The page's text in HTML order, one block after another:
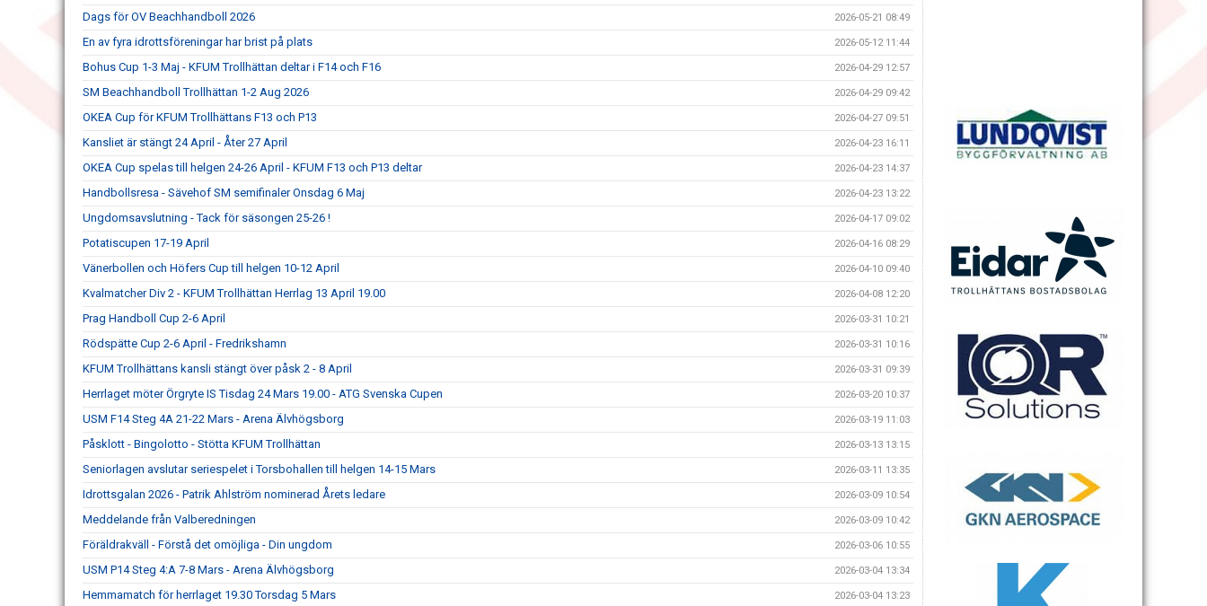
Dags för OV Beachhandboll 2026 2026-05-21 08:49
En av fyra idrottsföreningar har brist på plats 2026-05-12 11:44
Bohus Cup 1-3 Maj - KFUM Trollhättan deltar i F14 och F16 2026-04-29 12:57
SM Beachhandboll Trollhättan 1-2 Aug 2026 2026-04-29 09:42
OKEA Cup för KFUM Trollhättans F13 och P13 2026-04-27 09:51
Kansliet är stängt 24 April - Åter 27 April 2026-04-23 16:11
OKEA Cup spelas till helgen 24-26 April - KFUM F13 och P13 deltar 2026-04-23 14:37
Handbollsresa - Sävehof SM semifinaler Onsdag 6 Maj 2026-04-23 13:22
Ungdomsavslutning - Tack för säsongen 25-26 ! 2026-04-17 09:02
Potatiscupen 17-19 April 2026-04-16 08:29
Vänerbollen och Höfers Cup till helgen 10-12 April 2026-04-10 09:40
Kvalmatcher Div 2 - KFUM Trollhättan Herrlag 13 April 19.00 2026-04-08 12:20
Prag Handboll Cup 2-6 April 2026-03-31 10:21
Rödspätte Cup 2-6 April - Fredrikshamn 2026-03-31 10:16
KFUM Trollhättans kansli stängt över påsk 2 - 8 April 2026-03-31 09:39
Herrlaget möter Örgryte IS Tisdag 24 Mars 19.00 - ATG Svenska Cupen 2026-03-20 10:37
USM F14 Steg 4A 21-22 Mars - Arena Älvhögsborg 2026-03-19 11:03
Påsklott - Bingolotto - Stötta KFUM Trollhättan 2026-03-13 13:15
Seniorlagen avslutar seriespelet i Torsbohallen till helgen 14-15 Mars 2026-03-11 13:35
Idrottsgalan 2026 - Patrik Ahlström nominerad Årets ledare 2026-03-09 10:54
Meddelande från Valberedningen 2026-03-09 10:42
Föräldrakväll - Förstå det omöjliga - Din ungdom 2026-03-06 10:55
USM P14 Steg 4:A 7-8 Mars - Arena Älvhögsborg 2026-03-04 13:34
Hemmamatch för herrlaget 19.30 Torsdag 5 Mars 2026-03-04 13:23